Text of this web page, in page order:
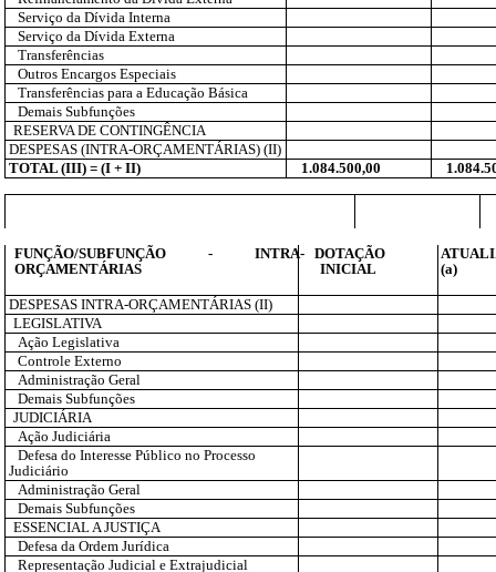
Serviço da Dívida Interna
Serviço da Dívida Externa
Transferências
Outros Encargos Especiais
Transferências para a Educação Básica
Demais Subfunções
RESERVA DE CONTINGÊNCIA
DESPESAS (INTRA-ORÇAMENTÁRIAS) (II)
TOTAL (III) = (I + II)
1.084.500,00
FUNÇÃO/SUBFUNÇÃO - INTRA-
ORÇAMENTÁRIAS
DOTAÇÃO
INICIAL
(a)
DESPESAS INTRA-ORÇAMENTÁRIAS (II)
LEGISLATIVA
Ação Legislativa
Controle Externo
Administração Geral
Demais Subfunções
JUDICIÁRIA
Ação Judiciária
Defesa do Interesse Público no Processo
Judiciário
Administração Geral
Demais Subfunções
ESSENCIAL A JUSTIÇA
Defesa da Ordem Jurídica
Representação Judicial e Extrajudicial